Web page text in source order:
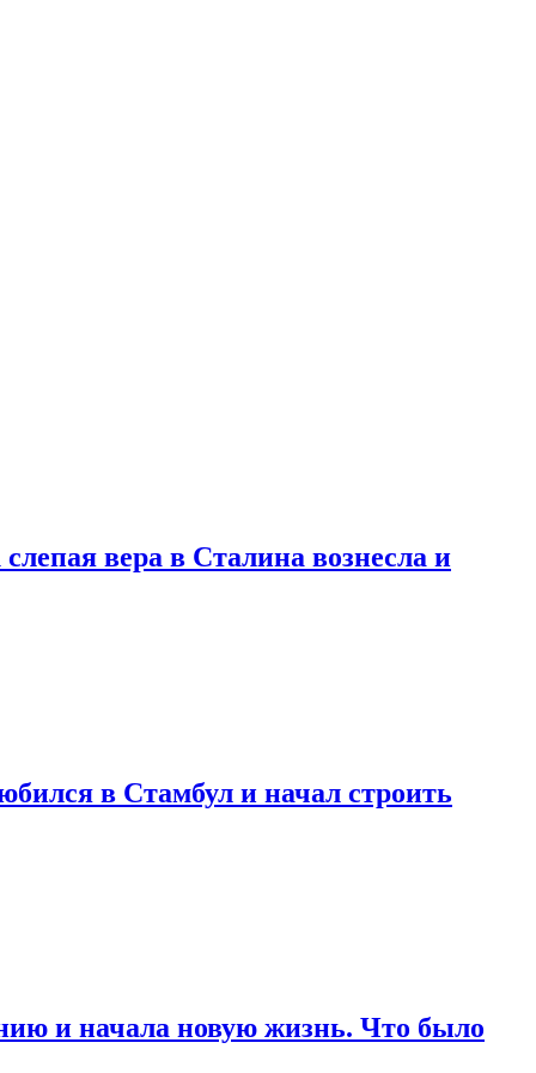
вера в Сталина вознесла и
в Стамбул и начал строить
и начала новую жизнь. Что было